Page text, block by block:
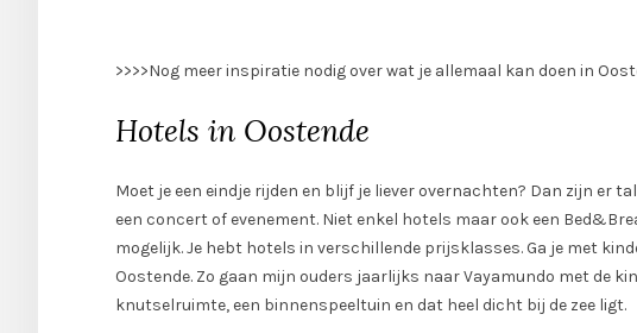
>>>>Nog meer inspiratie nodig over wat je allemaal kan doen in
Hotels in Oostende
Moet je een eindje rijden en blijf je liever overnachten? Dan zijn er
een concert of evenement. Niet enkel hotels maar ook een
mogelijk. Je hebt hotels in verschillende prijsklasses. Ga je met
Oostende. Zo gaan mijn ouders jaarlijks naar Vayamundo met de
knutselruimte, een binnenspeeltuin en dat heel dicht bij de zee ligt.